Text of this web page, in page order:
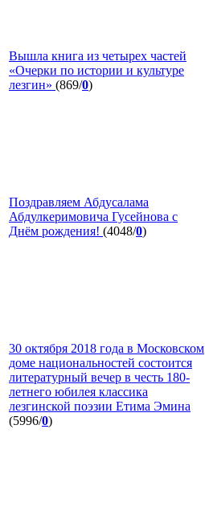
Вышла книга из четырех частей
«Очерки по истории и культуре
лезгин» (869/0)
Поздравляем Абдусалама
Абдулкеримовича Гусейнова с
Днём рождения! (4048/0)
30 октября 2018 года в Московском
доме национальностей состоится
литературный вечер в честь 180-
летнего юбилея классика
лезгинской поэзии Етима Эмина
(5996/0)